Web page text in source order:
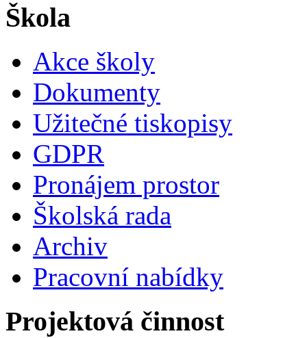
Škola
Akce školy
Dokumenty
Užitečné tiskopisy
GDPR
Pronájem prostor
Školská rada
Archiv
Pracovní nabídky
Projektová činnost